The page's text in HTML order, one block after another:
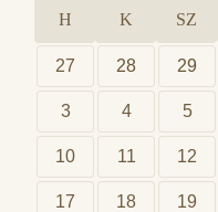
H K SZ
27 28 29
3 4 5
10 11 12
17 18 19